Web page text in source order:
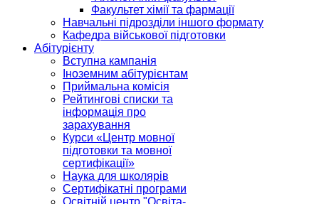
Факультет хімії та фармації
Навчальні підрозділи іншого формату
Кафедра військової підготовки
Абітурієнту
Вступна кампанія
Іноземним абітурієнтам
Приймальна комісія
Рейтингові списки та
інформація про
зарахування
Курси «Центр мовної
підготовки та мовної
сертифікації»
Наука для школярів
Сертифікатні програми
Освітній центр "Освіта-